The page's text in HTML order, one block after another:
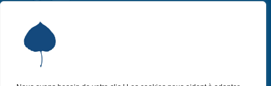
P Institut Aspen France
P Qui sommes-nous ?
Nos missions